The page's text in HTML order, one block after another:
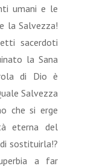
umani e le
la Salvezza!
sacerdoti
la Sana
di Dio è
Salvezza
che si erge
eterna del
sostituirla!?
a far